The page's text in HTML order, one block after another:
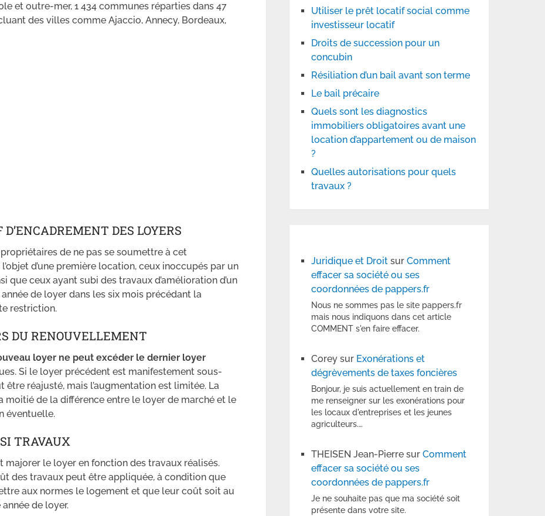
et outre-mer, 1 434 communes réparties dans 47
des villes comme Ajaccio, Annecy, Bordeaux,
DES LOYERS
de ne pas se soumettre à cet
d’une première location, ceux inoccupés par un
que ceux ayant subi des travaux d’amélioration d’un
de loyer dans les six mois précédant la
restriction.
DU RENOUVELLEMENT
loyer ne peut excéder le dernier loyer
Si le loyer précédent est manifestement sous-
réajusté, mais l’augmentation est limitée. La
moitié de la différence entre le loyer de marché et le
éventuelle.
TRAVAUX
le loyer en fonction des travaux réalisés.
des travaux peut être appliquée, à condition que
aux normes le logement et que leur coût soit au
de loyer.
Utiliser le prêt locatif social comme
investisseur locatif
Droits de succession pour un
concubin
Résiliation d’un bail avant son terme
Le bail précaire
Quels sont les diagnostics
immobiliers obligatoires avant une
location d’appartement ou de maison
?
Quelles autorisations pour quels
travaux ?
Juridique et Droit surComment
effacer sa société ou ses
coordonnées de pappers.fr
Nous ne sommes pas le site pappers.fr
mais nous indiquons dans cet article
COMMENT s'en faire effacer.
Corey sur Exonérations et
dégrèvements de taxes foncières
Bonjour, je suis actuellement en train de
me renseigner sur les exonérations pour
les locaux d'entreprises et les jeunes
agriculteurs.…
THEISEN Jean-Pierre surComment
effacer sa société ou ses
coordonnées de pappers.fr
Je ne souhaite pas que ma société soit
présente dans votre site.